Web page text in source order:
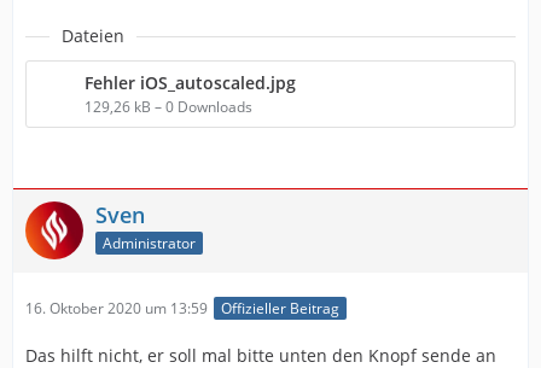
Dateien
Fehler iOS_autoscaled.jpg
129,26 kB – 0 Downloads
Sven
Administrator
16. Oktober 2020 um 13:59 Offizieller Beitrag
Das hilft nicht, er soll mal bitte unten den Knopf sende an